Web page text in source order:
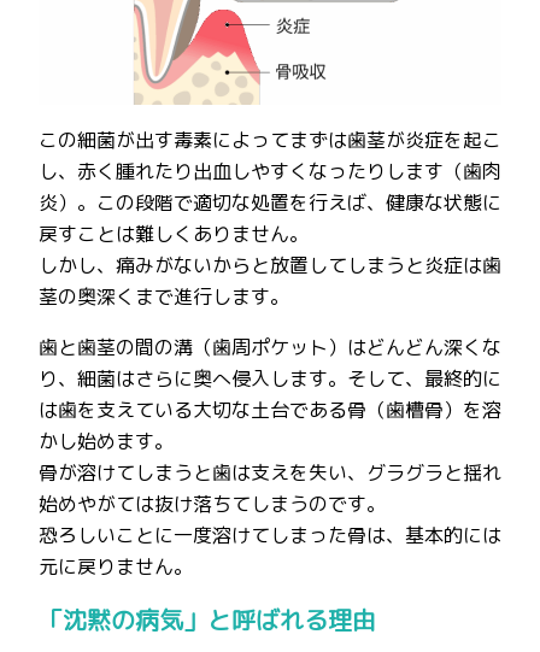
この細菌が出す毒素によってまずは歯茎が炎症を起こ
し、赤く腫れたり出血しやすくなったりします（歯肉
炎）。この段階で適切な処置を行えば、健康な状態に
戻すことは難しくありません。
しかし、痛みがないからと放置してしまうと炎症は歯
茎の奥深くまで進行します。
歯と歯茎の間の溝（歯周ポケット）はどんどん深くな
り、細菌はさらに奥へ侵入します。そして、最終的に
は歯を支えている大切な土台である骨（歯槽骨）を溶
かし始めます。
骨が溶けてしまうと歯は支えを失い、グラグラと揺れ
始めやがては抜け落ちてしまうのです。
恐ろしいことに一度溶けてしまった骨は、基本的には
元に戻りません。
「沈黙の病気」と呼ばれる理由